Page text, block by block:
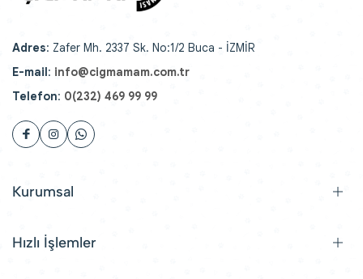
Adres: Zafer Mh. 2337 Sk. No:1/2 Buca - İZMİR
E-mail: info@cigmamam.com.tr
Telefon: 0(232) 469 99 99
Kurumsal
Hızlı İşlemler